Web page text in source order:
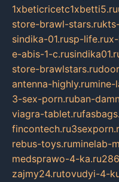
1xbeticricetc1xbetti5.ru
store-brawl-stars.ru
sindika-01.rusp-life.ru
e-abis-1-c.ru
store-brawlstars.ru
antenna-highly.rumine-
3-sex-porn.ruban-
viagra-tablet.ru
fincontech.ru
rebus-toys.ruminelab-
medsprawo-4-ka.ru
zajmy24.rutovudyi-4-